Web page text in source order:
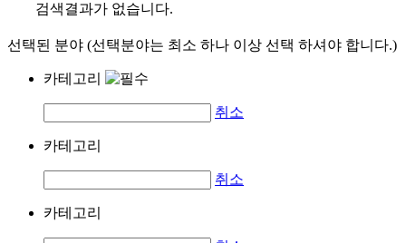
검색결과가 없습니다.
선택된 분야 (선택분야는 최소 하나 이상 선택 하셔야 합니다.)
카테고리
취소
카테고리
취소
카테고리